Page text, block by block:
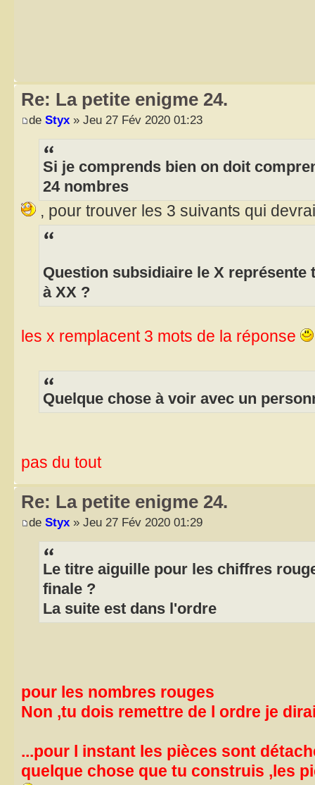
Re: La petite enigme 24.
de Styx » Jeu 27 Fév 2020 01:23
Si je comprends bien on doit
24 nombres
, pour trouver les 3 suivants qui
Question subsidiaire le X représente
à XX ?
les x remplacent 3 mots de la réponse
Quelque chose à voir avec un
pas du tout
Re: La petite enigme 24.
de Styx » Jeu 27 Fév 2020 01:29
Le titre aiguille pour les chiffres
finale ?
La suite est dans l'ordre
pour les nombres rouges
Non ,tu dois remettre de l ordre je
...pour l instant les pièces sont
quelque chose que tu construis ,les